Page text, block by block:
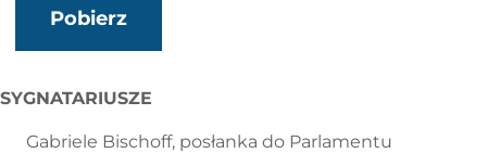
Pobierz
SYGNATARIUSZE
Gabriele Bischoff, posłanka do Parlamentu